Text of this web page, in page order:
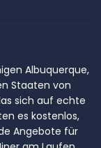
Albuquerque,
Staaten von
sich auf echte
es kostenlos,
Angebote für